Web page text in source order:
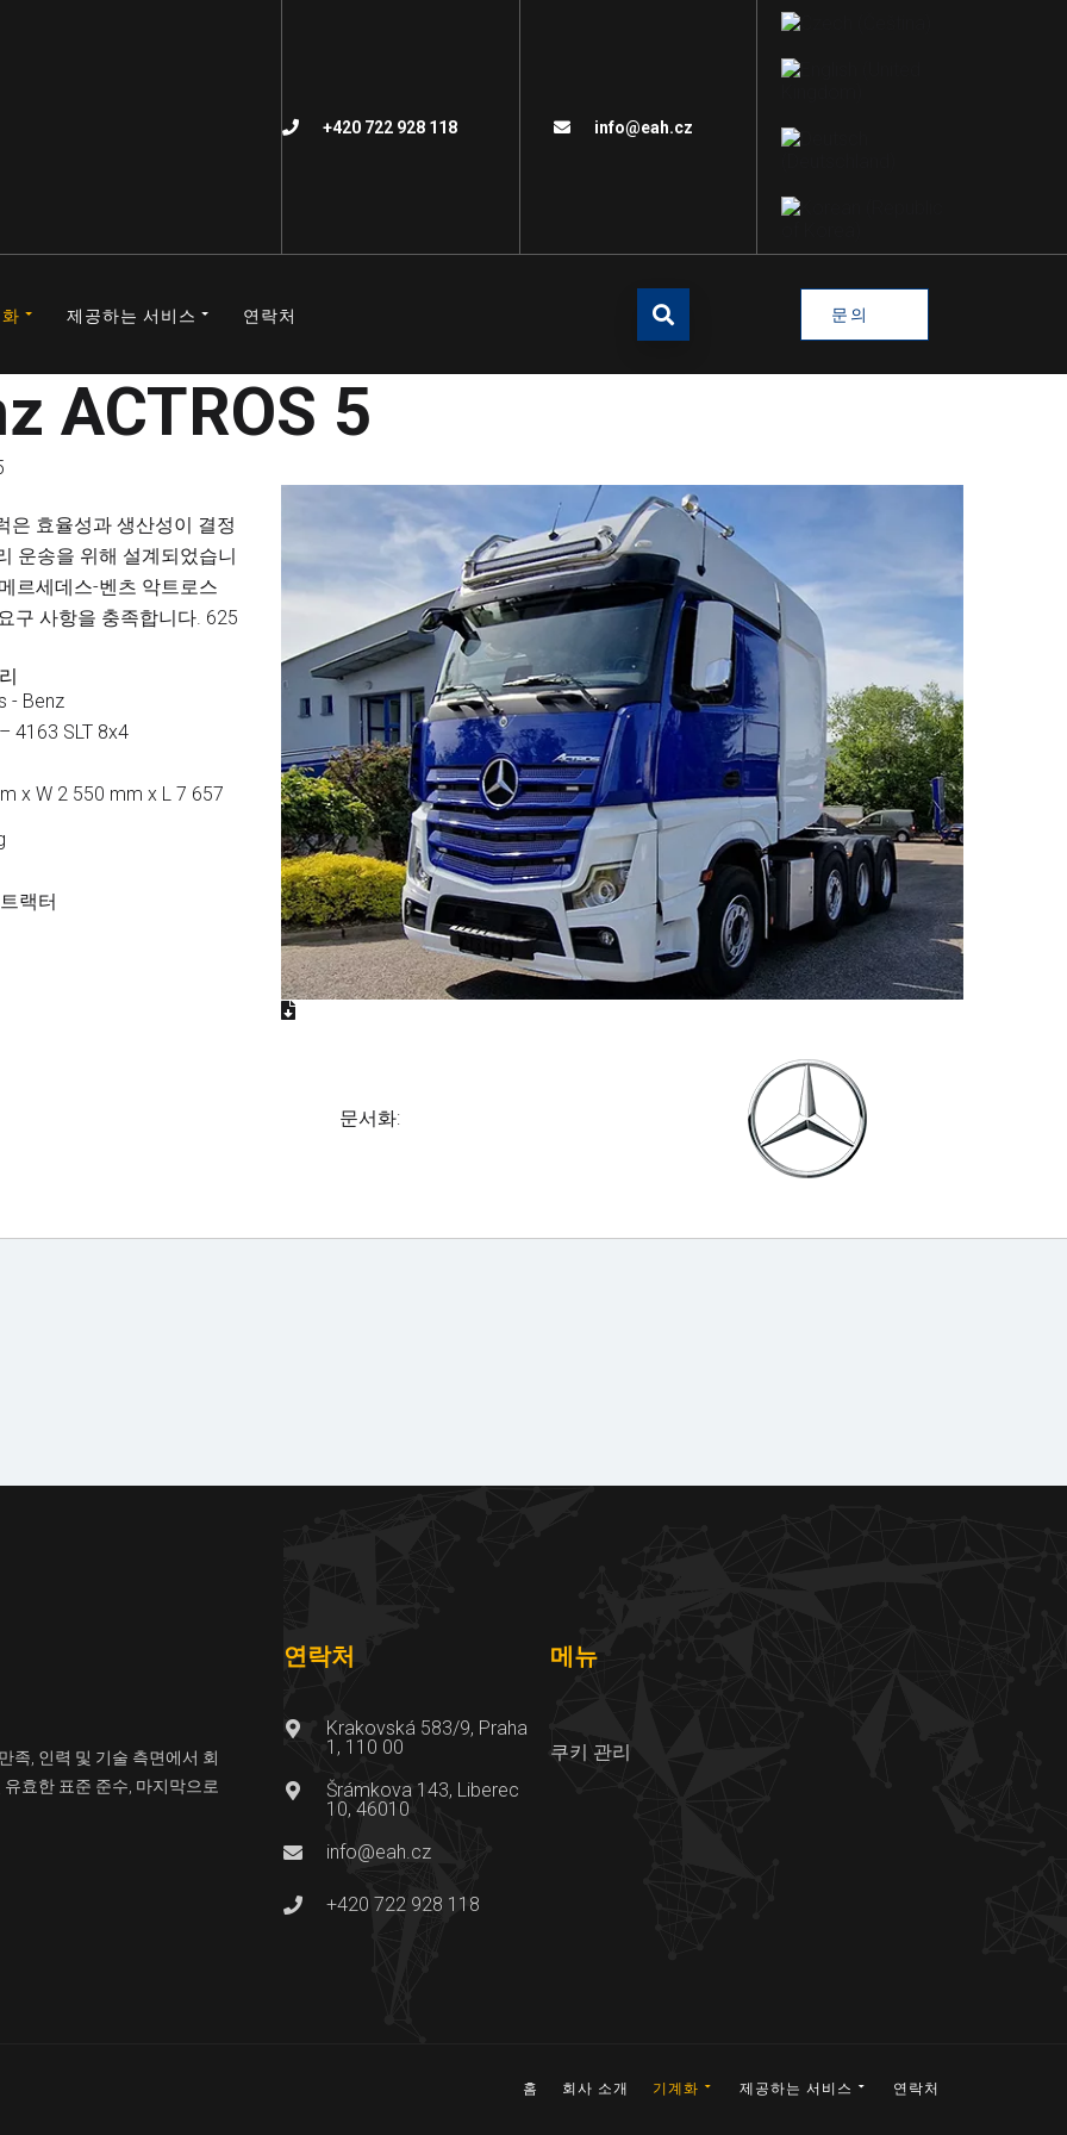
+420 722 928 118 info@eah.cz
제공하는 서비스 연락처 문의
ACTROS 5
은 효율성과 생산성이 결정
운송을 위해 설계되었습니
르세데스-벤츠 악트로스
구 사항을 충족합니다. 625
- Benz
4163 SLT 8x4
x W 2 550 mm x L 7 657
랙터
문서화:
족, 인력 및 기술 측면에서 회
효한 표준 준수, 마지막으로
연락처
Krakovská 583/9, Praha
1, 110 00
Šrámkova 143, Liberec
10, 46010
info@eah.cz
+420 722 928 118
메뉴
쿠키 관리
홈 회사 소개 기계화 제공하는 서비스 연락처